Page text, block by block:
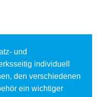
und
individuell
den verschiedenen
ein wichtiger